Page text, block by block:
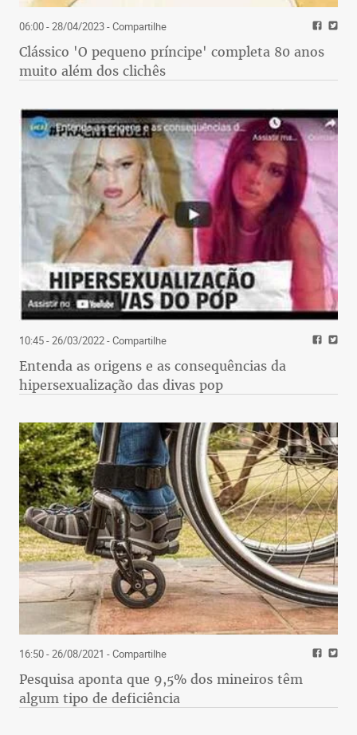
06:00 - 28/04/2023- Compartilhe
Clássico 'O pequeno príncipe' completa 80 anos
muito além dos clichês
10:45 - 26/03/2022- Compartilhe
Entenda as origens e as consequências da
hipersexualização das divas pop
16:50 - 26/08/2021 - Compartilhe
Pesquisa aponta que 9,5% dos mineiros têm
algum tipo de deficiência